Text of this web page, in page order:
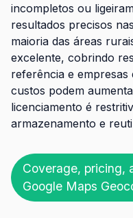
incompletos ou
resultados precisos
maioria das áreas
excelente, cobrindo
referência e
custos podem
licenciamento é
armazenamento e
Coverage, pricing,
Google Maps